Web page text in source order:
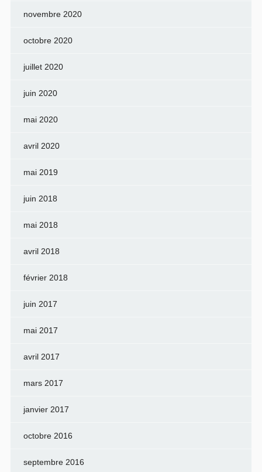
novembre 2020
octobre 2020
juillet 2020
juin 2020
mai 2020
avril 2020
mai 2019
juin 2018
mai 2018
avril 2018
février 2018
juin 2017
mai 2017
avril 2017
mars 2017
janvier 2017
octobre 2016
septembre 2016